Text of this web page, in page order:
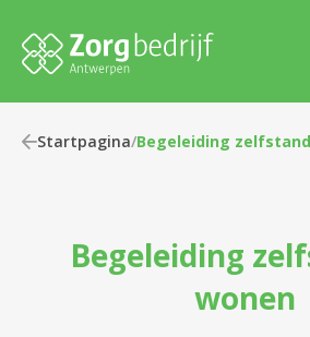
Startpagina/Begeleiding
Begeleiding
wonen